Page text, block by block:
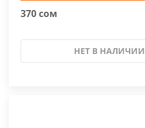
370 сом
НЕТ В НАЛИЧИИ